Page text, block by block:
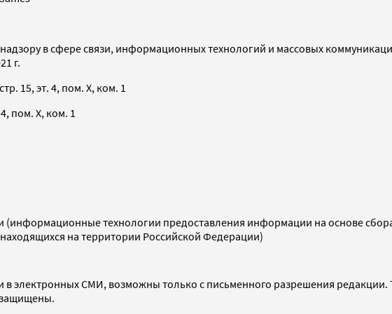
в сфере связи, информационных технологий и массовых
г.
15, эт. 4, пом. X, ком. 1
пом. X, ком. 1
технологии предоставления информации на основе
на территории Российской Федерации)
электронных СМИ, возможны только с письменного разрешения редакции.
защищены.